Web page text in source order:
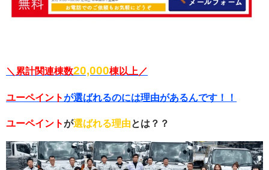
＼累計関連棟数20,000棟以上／
ユーペイントが選ばれるのには理由があるんです！！
ユーペイントが選ばれる理由とは？？